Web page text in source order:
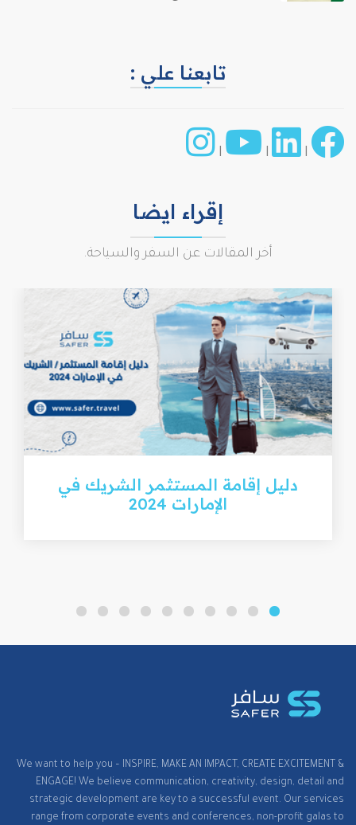
تابعنا علي :
|
|
|
إقراء ايضا
أخر المقالات عن السفر والسياحة.
دليل إقامة المستثمر الشريك في
الإمارات 2024
We want to help you – INSPIRE, MAKE AN IMPACT, CREATE EXCITEMENT &
ENGAGE! We believe communication, creativity, design, detail and
strategic development are key to a successful event. Our services
range from corporate events and conferences, non-profit galas to